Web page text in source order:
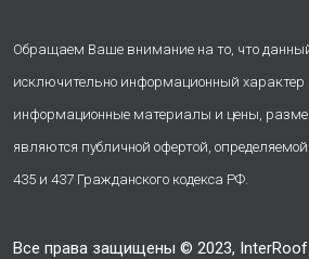
Обращаем Ваше внимание на то, что
исключительно информационный характер
информационные материалы и цены,
являются публичной офертой,
435 и 437 Гражданского кодекса РФ.
Все права защищены © 2023,